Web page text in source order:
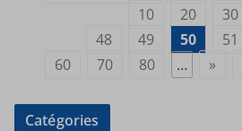
10
20 30
48
49 50 51
60
70 80 … »
Catégories